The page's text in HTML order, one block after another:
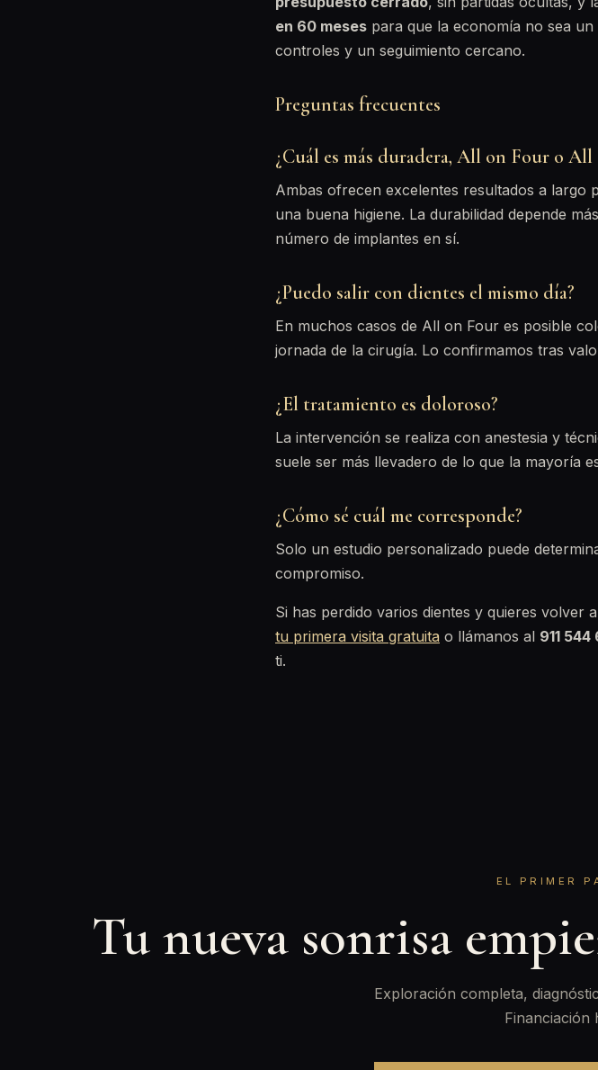
en 60 meses para que la economía no sea
controles y un seguimiento cercano.
Preguntas frecuentes
¿Cuál es más duradera, All on Four o All
Ambas ofrecen excelentes resultados a largo
una buena higiene. La durabilidad depende
número de implantes en sí.
¿Puedo salir con dientes el mismo día?
En muchos casos de All on Four es posible
jornada de la cirugía. Lo confirmamos tras
¿El tratamiento es doloroso?
La intervención se realiza con anestesia y
suele ser más llevadero de lo que la mayoría
¿Cómo sé cuál me corresponde?
Solo un estudio personalizado puede
compromiso.
Si has perdido varios dientes y quieres volver
tu primera visita gratuita o llámanos al 911 544
ti.
EL PRIMER
Tu nueva sonrisa
Exploración completa,
Financiación